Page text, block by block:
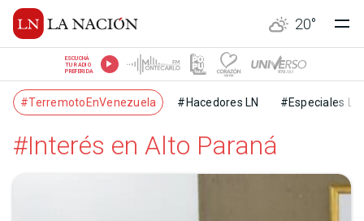
20°
ESCUCHÁ
TU RADIO
PREFERIDA
#TerremotoEnVenezuela #Hacedores LN #Especiales LN
#Interés en Alto Paraná